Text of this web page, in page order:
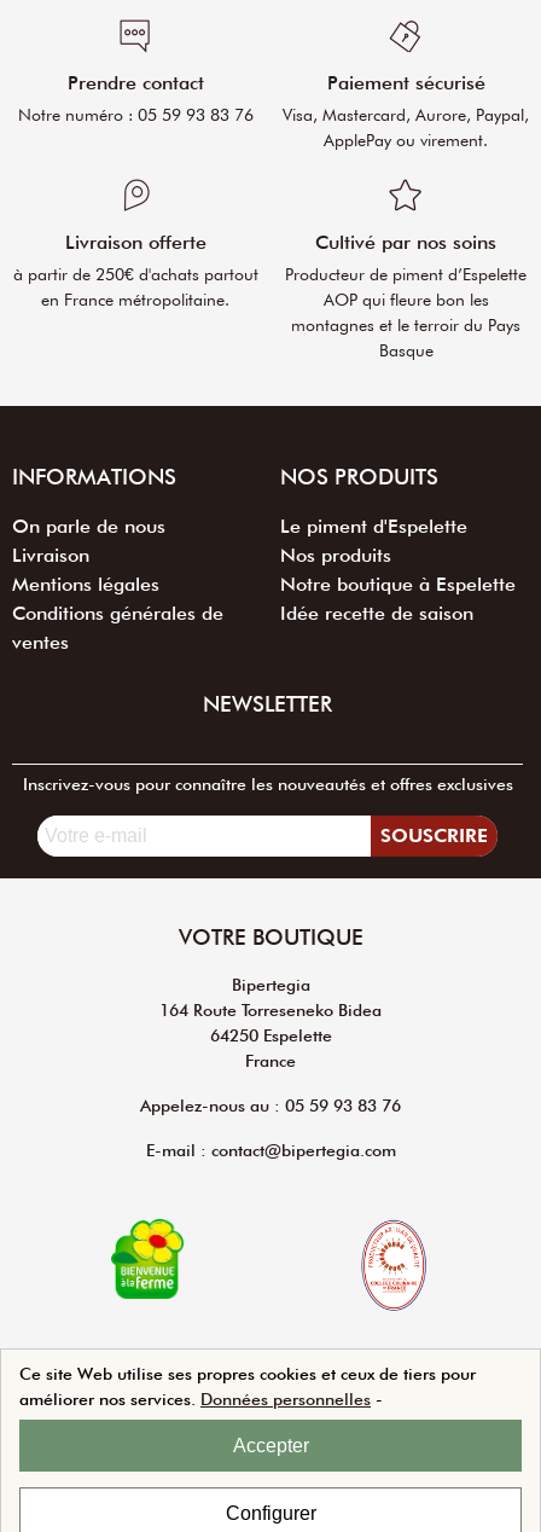
Prendre contact
Notre numéro : 05 59 93 83 76
Paiement sécurisé
Visa, Mastercard, Aurore, Paypal,
ApplePay ou virement.
Livraison offerte
à partir de 250€ d'achats partout
en France métropolitaine.
Cultivé par nos soins
Producteur de piment d’Espelette
AOP qui fleure bon les
montagnes et le terroir du Pays
Basque
VOTRE BOUTIQUE
Bipertegia
164 Route Torreseneko Bidea
64250 Espelette
France
Appelez-nous au : 05 59 93 83 76
E-mail : contact@bipertegia.com
INFORMATIONS
On parle de nous
Livraison
Mentions légales
Conditions générales de
ventes
NOS PRODUITS
Le piment d'Espelette
Nos produits
Notre boutique à Espelette
Idée recette de saison
NEWSLETTER
Inscrivez-vous pour connaître les nouveautés et offres exclusives
SOUSCRIRE
Ce site Web utilise ses propres cookies et ceux de tiers pour
améliorer nos services. Données personnelles -
Accepter
Configurer